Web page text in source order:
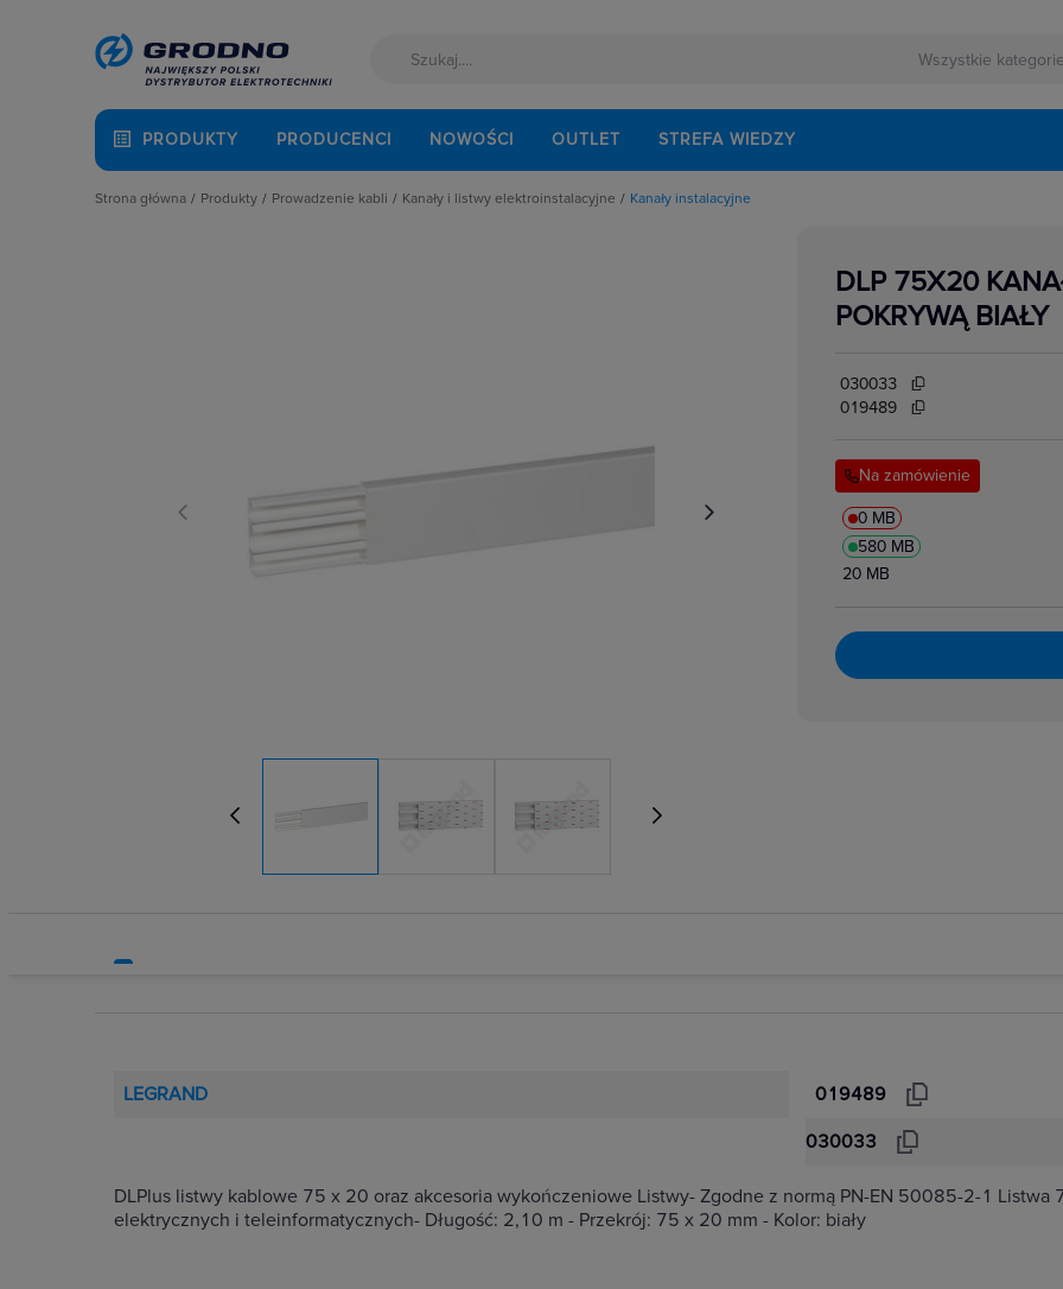
PRODUKTY PRODUCENCI NOWOŚCI OUTLET STREFA WIEDZY
Strona główna
Produkty
Rozdzielnice i obudowy
Sieci zewnętrzne
Stacje ładowania
Systemy bezpieczeństwa
Systemy HVAC
Prowadzenie kabli
Kanały i listwy elektroinstalacyjne
Kanały instalacyjne
DLP 75X20
POKRYWĄ BIAŁY
030033
019489
Na zamówienie
0 MB
580 MB
20 MB
LEGRAND
019489
030033
DLPlus listwy kablowe 75 x 20 oraz akcesoria wykończeniowe Listwy- Zgodne z normą PN-EN 50085-2-1
elektrycznych i teleinformatycznych- Długość: 2,10 m - Przekrój: 75 x 20 mm - Kolor: biały